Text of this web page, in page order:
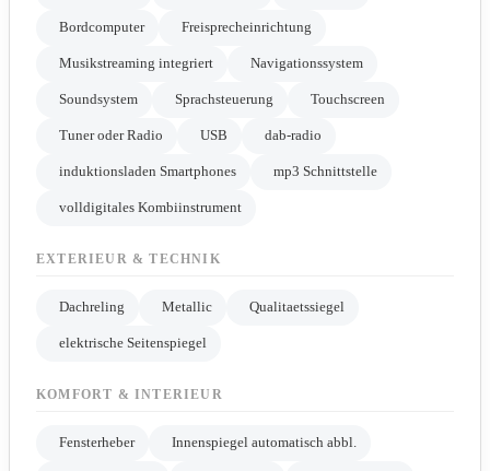
Bordcomputer Freisprecheinrichtung
Musikstreaming integriert Navigationssystem
Soundsystem Sprachsteuerung Touchscreen
Tuner oder Radio USB dab-radio
induktionsladen Smartphones mp3 Schnittstelle
volldigitales Kombiinstrument
EXTERIEUR & TECHNIK
Dachreling Metallic Qualitaetssiegel
elektrische Seitenspiegel
KOMFORT & INTERIEUR
Fensterheber Innenspiegel automatisch abbl.